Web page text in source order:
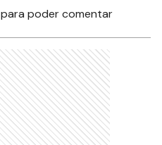
para poder comentar